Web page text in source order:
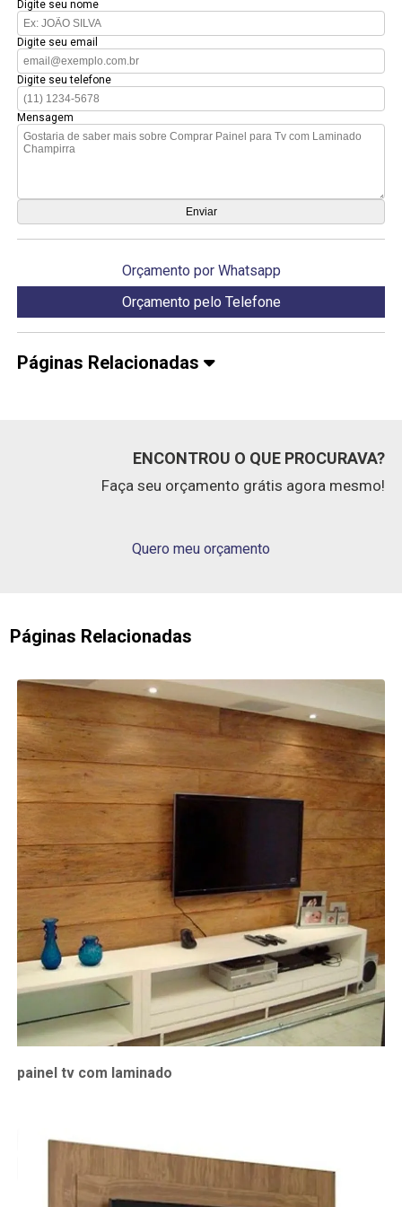
Digite seu nome
Digite seu email
Digite seu telefone
Mensagem
Orçamento por Whatsapp
Orçamento pelo Telefone
Páginas Relacionadas
ENCONTROU O QUE PROCURAVA?
Faça seu orçamento grátis agora mesmo!
Quero meu orçamento
Páginas Relacionadas
painel tv com laminado